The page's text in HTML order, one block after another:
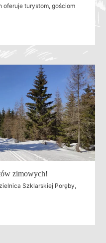
oferuje turystom, gościom
zimowych!
Szklarskiej Poręby,